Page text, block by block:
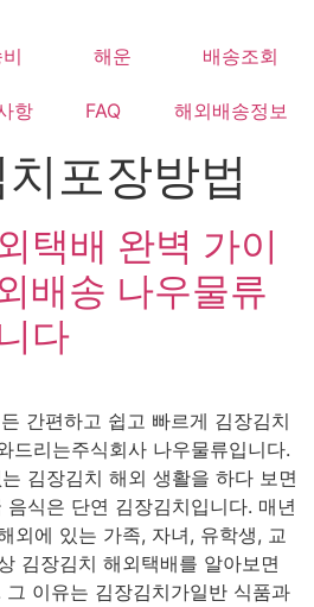
해운 배송조회
항 FAQ 해외배송정보
치포장방법
택배 완벽 가이
배송 나우물류
다
간편하고 쉽고 빠르게 김장김치
드리는주식회사 나우물류입니다.
김장김치 해외 생활을 하다 보면
식은 단연 김장김치입니다. 매년
외에 있는 가족, 자녀, 유학생, 교
김장김치 해외택배를 알아보면
이유는 김장김치가일반 식품과